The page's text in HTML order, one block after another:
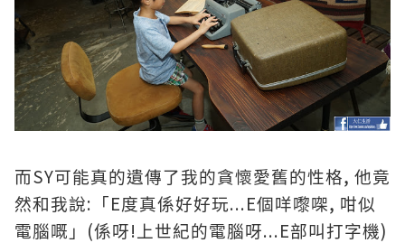
而SY可能真的遺傳了我的貪懷愛舊的性格, 他竟
然和我說: 「 E度真係好好玩...E個咩嚟㗎, 咁似
電腦嘅」 (係呀! 上世紀的電腦呀...E部叫打字機)